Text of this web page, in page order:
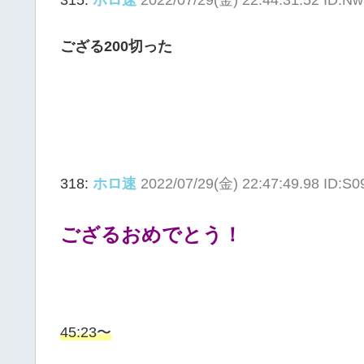
ござる200切った
318: ホロ速 2022/07/29(金) 22:47:49.98
ござるおめでとう！
45:23〜